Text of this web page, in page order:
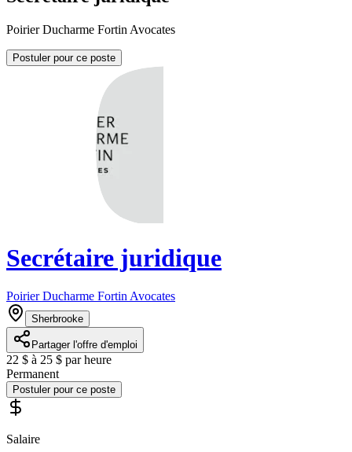
Poirier Ducharme Fortin Avocates
Postuler pour ce poste
Secrétaire juridique
Poirier Ducharme Fortin Avocates
Sherbrooke
Partager l'offre d'emploi
22 $ à 25 $ par heure
Permanent
Postuler pour ce poste
Salaire